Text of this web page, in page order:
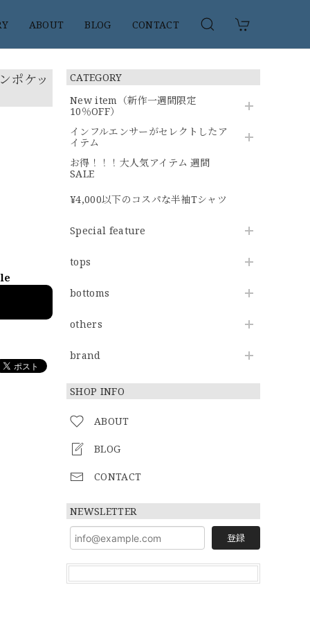
ABOUT BLOG CONTACT
CATEGORY
New item（新作一週間限定
10％OFF）
インフルエンサーがセレクトしたア
イテム
お得！！！大人気アイテム 週間
SALE
¥4,000以下のコスパな半袖Tシャツ
Special feature
tops
bottoms
others
brand
SHOP INFO
ABOUT
BLOG
CONTACT
NEWSLETTER
登録
ポケッ